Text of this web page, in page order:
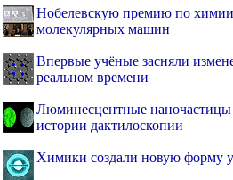
Нобелевскую премию по химии
молекулярных машин
Впервые учёные засняли
реальном времени
Люминесцентные
истории дактилоскопии
Химики создали новую форму